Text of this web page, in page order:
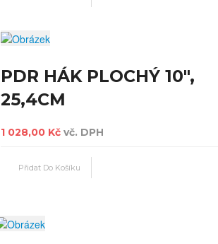
PDR HÁK PLOCHÝ 10",
25,4CM
1 028,00 Kč vč. DPH